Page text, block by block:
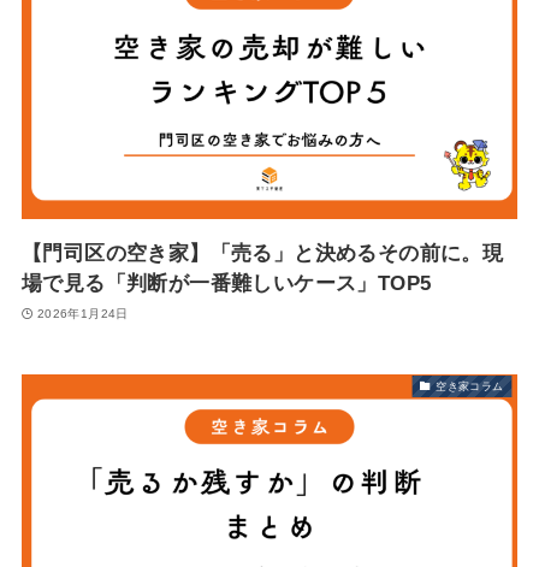
【門司区の空き家】「売る」と決めるその前に。現
場で見る「判断が一番難しいケース」TOP5
2026年1月24日
空き家コラム